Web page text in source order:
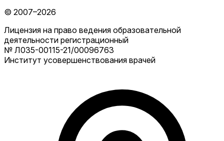
© 2007–2026
Лицензия на право ведения образовательной
деятельности регистрационный
№ Л035-00115-21/00096763
Институт усовершенствования врачей